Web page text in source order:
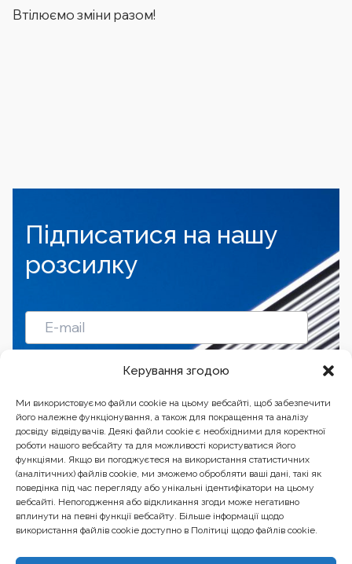
Керування згодою
Ми використовуємо файли cookie на цьому вебсайті, щоб забезпечити
його належне функціонування, а також для покращення та аналізу
досвіду відвідувачів. Деякі файли cookie є необхідними для коректної
роботи нашого вебсайту та для можливості користуватися його
функціями. Якщо ви погоджуєтеся на використання статистичних
(аналітичних) файлів cookie, ми зможемо обробляти ваші дані, такі як
поведінка під час перегляду або унікальні ідентифікатори на цьому
вебсайті. Непогодження або відкликання згоди може негативно
вплинути на певні функції вебсайту. Більше інформації щодо
використання файлів cookie доступно в Політиці щодо файлів cookie.
Втілюємо зміни разом!
Підписатися на нашу
розсилку
Підписатись